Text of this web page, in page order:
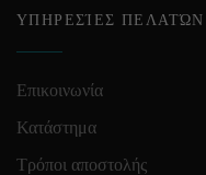
ΥΠΗΡΕΣΊΕΣ ΠΕΛΑΤΏΝ
Επικοινωνία
Κατάστημα
Τρόποι αποστολής